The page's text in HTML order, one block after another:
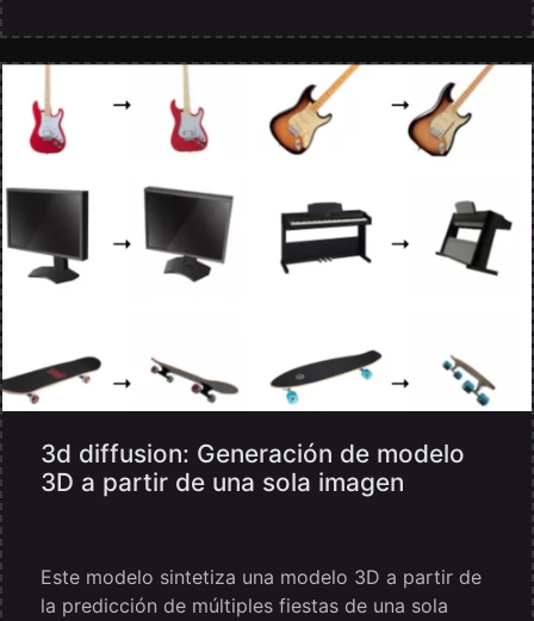
3d diffusion: Generación de modelo
3D a partir de una sola imagen
Este modelo sintetiza una modelo 3D a partir de
la predicción de múltiples fiestas de una sola